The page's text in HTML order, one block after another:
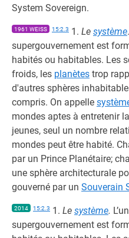
System Sovereign.
1961 WEISS 15:2.3 1. Le système
supergouvernement est
habités ou habitables. Les
froids, les planètes trop
d'autres sphères
compris. On appelle
mondes aptes à entretenir
jeunes, seul un nombre
mondes peut être habité.
par un Prince Planétaire;
une sphère architecturale
gouverné par un Souverain
2014 15:2.3 1. Le système.
supergouvernement est